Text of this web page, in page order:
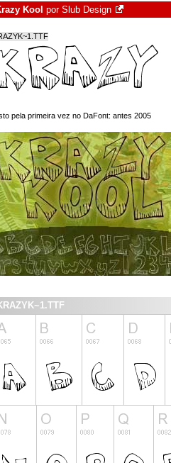
Kool por Slub Design
pela primeira vez no DaFont: antes 2005